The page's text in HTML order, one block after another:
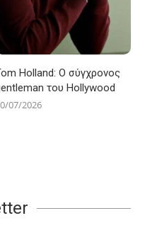
Holland: Ο σύγχρονος
του Hollywood
07/2026